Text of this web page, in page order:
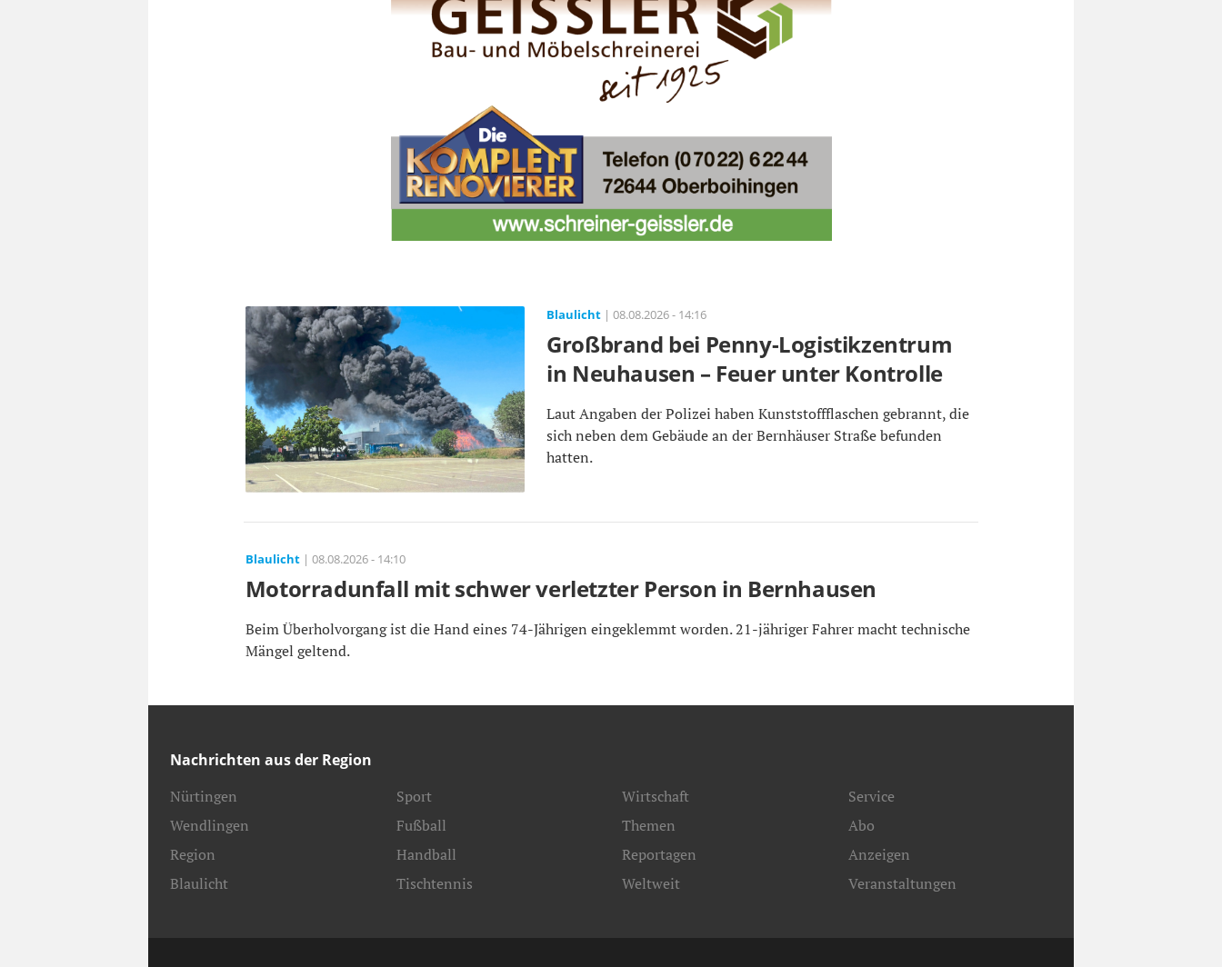
Blaulicht | 08.08.2026 - 14:16
Großbrand bei Penny-Logistikzentrum
in Neuhausen – Feuer unter Kontrolle
Laut Angaben der Polizei haben Kunststoffflaschen gebrannt, die
sich neben dem Gebäude an der Bernhäuser Straße befunden
hatten.
Blaulicht| 08.08.2026 - 14:10
Motorradunfall mit schwer verletzter Person in Bernhausen
Beim Überholvorgang ist die Hand eines 74-Jährigen eingeklemmt worden. 21-jähriger Fahrer macht technische
Mängel geltend.
Nachrichten aus der Region
Nürtingen
Wendlingen
Region
Blaulicht
Sport
Fußball
Handball
Tischtennis
Wirtschaft
Themen
Reportagen
Weltweit
Service
Abo
Anzeigen
Veranstaltungen